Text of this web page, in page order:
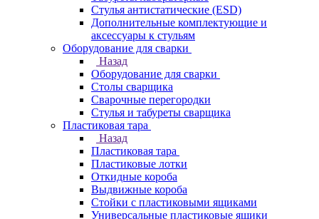
Стулья антистатические (ESD)
Дополнительные комплектующие и
аксессуары к стульям
Оборудование для сварки
Назад
Оборудование для сварки
Столы сварщика
Сварочные перегородки
Стулья и табуреты сварщика
Пластиковая тара
Назад
Пластиковая тара
Пластиковые лотки
Откидные короба
Выдвижные короба
Стойки с пластиковыми ящиками
Универсальные пластиковые ящики